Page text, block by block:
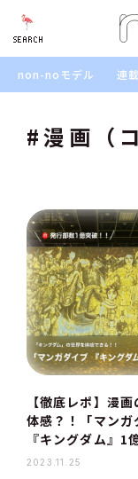
SEARCH
non-noモデル 連載
#漫画（
【徹底レポ】漫
体感？！「マンガ
『キングダム』1
2023.11.25